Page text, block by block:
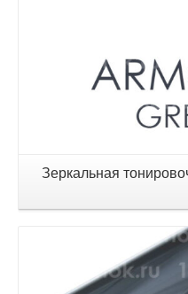
Зеркальная